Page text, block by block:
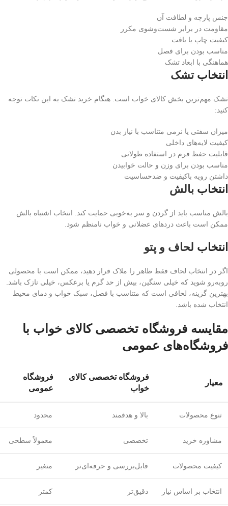
جنس پارچه و لطافت آن
مقاومت در برابر شست‌وشوی مکرر
کیفیت چاپ یا بافت
مناسب بودن برای فصل
هماهنگی با ابعاد تشک
انتخاب تشک
تشک مهم‌ترین بخش کالای خواب است. هنگام خرید تشک به این نکات توجه
کنید:
میزان سفتی یا نرمی متناسب با نیاز بدن
کیفیت لایه‌های داخلی
قابلیت حفظ فرم در استفاده طولانی
مناسب بودن برای وزن و حالت خوابیدن
داشتن رویه باکیفیت و ضدحساسیت
انتخاب بالش
بالش مناسب باید از گردن و سر به‌خوبی حمایت کند. انتخاب اشتباه بالش
ممکن است باعث دردهای عضلانی و خواب نامنظم شود.
انتخاب لحاف و پتو
اگر در انتخاب لحاف فقط ظاهر را ملاک قرار دهید، ممکن است با محصولی
روبه‌رو شوید که خیلی سنگین، بیش از حد گرم یا برعکس، خیلی نازک باشد.
بهترین گزینه، لحافی است که متناسب با فصل، سبک خواب و دمای محیط
انتخاب شده باشد.
مقایسه فروشگاه تخصصی کالای خواب با
فروشگاه‌های عمومی
معیار
فروشگاه تخصصی کالای
خواب
فروشگاه
عمومی
تنوع محصولات بالا و هدفمند محدود
مشاوره خرید تخصصی معمولاً سطحی
کیفیت محصولات قابل‌بررسی و حرفه‌ای‌تر متغیر
انتخاب بر اساس نیاز دقیق‌تر کمتر